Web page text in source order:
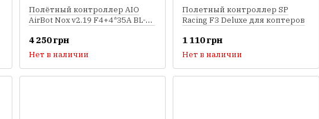
Полётный контроллер AIO
AirBot Nox v2.19 F4+4*35A BL-32
4 250 грн
Нет в наличии
Полетный контроллер SP
Racing F3 Deluxe для коптеров
1 110 грн
Нет в наличии